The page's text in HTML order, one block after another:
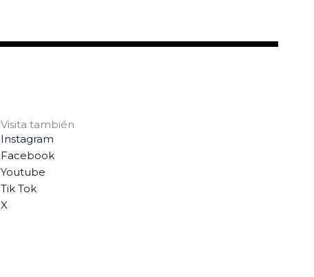
Visita también
Instagram
Facebook
Youtube
Tik Tok
X